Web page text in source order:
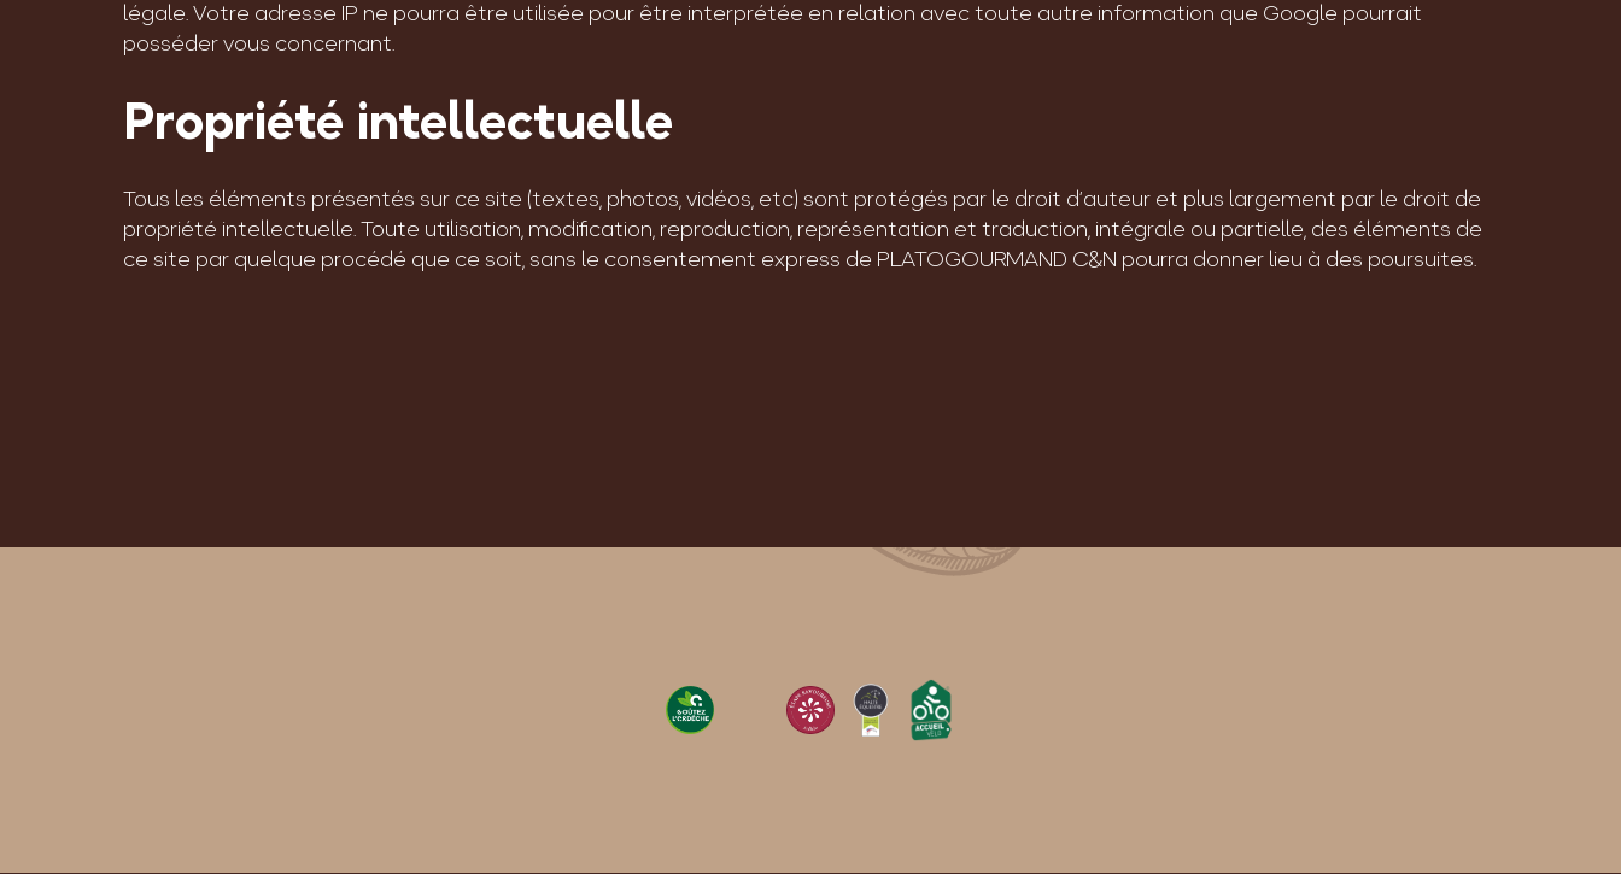
légale. Votre adresse IP ne pourra être utilisée pour être interprétée en relation avec toute autre information que Google pourrait
posséder vous concernant.
Propriété intellectuelle
Tous les éléments présentés sur ce site (textes, photos, vidéos, etc) sont protégés par le droit d’auteur et plus largement par le droit de
propriété intellectuelle. Toute utilisation, modification, reproduction, représentation et traduction, intégrale ou partielle, des éléments de
ce site par quelque procédé que ce soit, sans le consentement express de PLATOGOURMAND C&N pourra donner lieu à des poursuites.